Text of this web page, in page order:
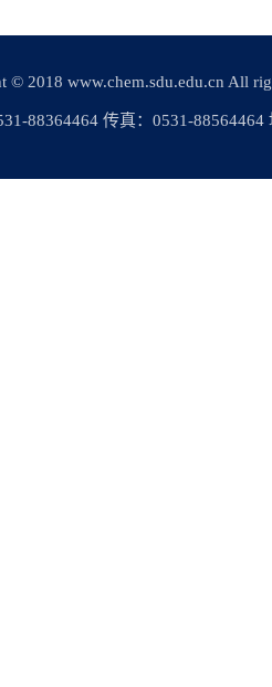
© 2018 www.chem.sdu.edu.cn All
88364464 传真：0531-